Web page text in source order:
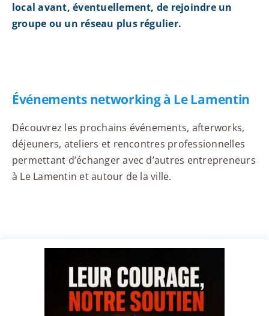
local avant, éventuellement, de rejoindre un
groupe ou un réseau plus régulier.
Événements networking à Le Lamentin
Découvrez les prochains événements, afterworks,
déjeuners, ateliers et rencontres professionnelles
permettant d’échanger avec d’autres entrepreneurs
à Le Lamentin et autour de la ville.